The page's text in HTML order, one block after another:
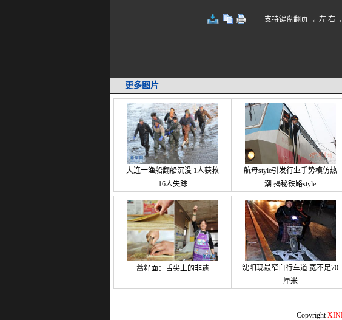
支持键盘翻页 ←左 右→
更多图片
大连一渔船翻船沉没 1人获救
16人失踪
航母style引发行业手势模仿热
潮 揭秘铁路style
蒿籽面：舌尖上的非遗
沈阳现最窄自行车道 宽不足70
厘米
Copyright